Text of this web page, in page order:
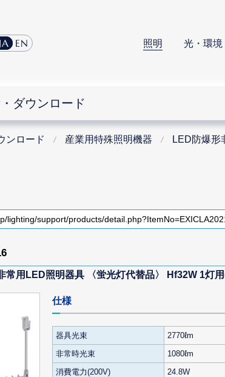
JA EN 照明 光・環境
ダウンロード
ンロード 産業用特殊照明機器 LED防爆形
常用LED照明器具 〈蛍光灯代替品〉 Hf32W 1灯
仕様
器具光束
2770ℓm
非常時光束
1080ℓm
消費電力(200V)
24.8W